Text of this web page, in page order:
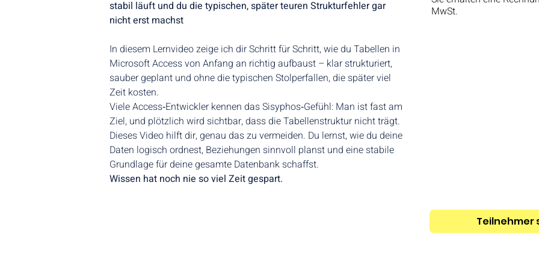
stabil läuft und du die typischen, später teuren Strukturfehler gar
nicht erst machst
In diesem Lernvideo zeige ich dir Schritt für Schritt, wie du Tabellen in
Microsoft Access von Anfang an richtig aufbaust – klar strukturiert,
sauber geplant und ohne die typischen Stolperfallen, die später viel
Zeit kosten.
Viele Access‑Entwickler kennen das Sisyphos‑Gefühl: Man ist fast am
Ziel, und plötzlich wird sichtbar, dass die Tabellenstruktur nicht trägt.
Dieses Video hilft dir, genau das zu vermeiden. Du lernst, wie du deine
Daten logisch ordnest, Beziehungen sinnvoll planst und eine stabile
Grundlage für deine gesamte Datenbank schaffst.
Wissen hat noch nie so viel Zeit gespart.
MwSt.
Teilnehmer